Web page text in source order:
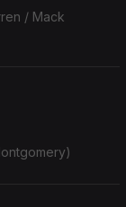
/ Mack